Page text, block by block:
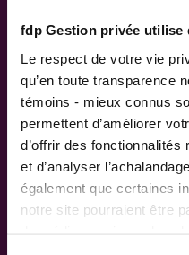
fdp Gestion privée utilise
Le respect de votre vie
qu’en toute transparence
témoins - mieux connus
permettent d’améliorer
d’offrir des
et d’analyser
également que certaines
notre site pourraient être
LIENS RAPIDES
Outils de rendement
Calcul de performance
Publications
Parler à un conseiller
Suivez-nous